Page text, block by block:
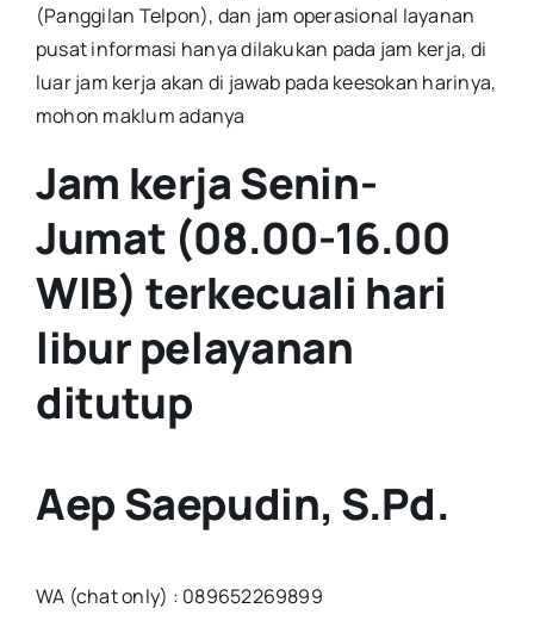
(Panggilan Telpon), dan jam operasional layanan
pusat informasi hanya dilakukan pada jam kerja, di
luar jam kerja akan di jawab pada keesokan harinya,
mohon maklum adanya
Jam kerja Senin-
Jumat (08.00-16.00
WIB) terkecuali hari
libur pelayanan
ditutup
Aep Saepudin, S.Pd.
WA (chat only) : 089652269899